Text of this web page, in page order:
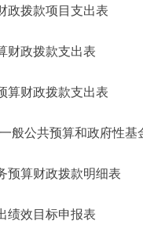
拨款项目支出表
政拨款支出表
财政拨款支出表
公共预算和政府性基
算财政拨款明细表
效目标申报表